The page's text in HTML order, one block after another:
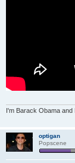
I'm Barack Obama and
optigan
Popscene